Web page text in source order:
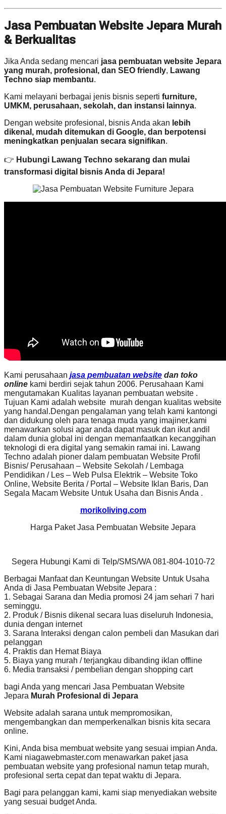
Jasa Pembuatan Website Jepara Murah
& Berkualitas
Jika Anda sedang mencari jasa pembuatan website Jepara
yang murah, profesional, dan SEO friendly, Lawang
Techno siap membantu.
Kami melayani berbagai jenis bisnis seperti furniture,
UMKM, perusahaan, sekolah, dan instansi lainnya.
Dengan website profesional, bisnis Anda akan lebih
dikenal, mudah ditemukan di Google, dan berpotensi
meningkatkan penjualan secara signifikan.
👉 Hubungi Lawang Techno sekarang dan mulai
transformasi digital bisnis Anda di Jepara!
Kami perusahaan jasa pembuatan website dan toko
online kami berdiri sejak tahun 2006. Perusahaan Kami
mengutamakan Kualitas layanan pembuatan website .
Tujuan Kami adalah website murah dengan kualitas website
yang handal.Dengan pengalaman yang telah kami kantongi
dan didukung oleh para tenaga muda yang imajiner,kami
menawarkan solusi agar anda dapat masuk dan ikut andil
dalam dunia global ini dengan memanfaatkan kecanggihan
teknologi di era digital yang semakin ramai ini. Lawang
Techno adalah pioner dalam pembuatan Website Profil
Bisnis/ Perusahaan – Website Sekolah / Lembaga
Pendidikan / Les – Web Pulsa Elektrik – Website Toko
Online, Website Berita / Portal – Website Iklan Baris, Dan
Segala Macam Website Untuk Usaha dan Bisnis Anda .
morikoliving.com
Harga Paket Jasa Pembuatan Website Jepara
Segera Hubungi Kami di Telp/SMS/WA 081-804-1010-72
Berbagai Manfaat dan Keuntungan Website Untuk Usaha
Anda di Jasa Pembuatan Website Jepara :
1. Sebagai Sarana dan Media promosi 24 jam sehari 7 hari
seminggu.
2. Produk / Bisnis dikenal secara luas diseluruh Indonesia,
dunia dengan internet
3. Sarana Interaksi dengan calon pembeli dan Masukan dari
pelanggan
4. Praktis dan Hemat Biaya
5. Biaya yang murah / terjangkau dibanding iklan offline
6. Media transaksi / pembelian dengan shopping cart
bagi Anda yang mencari Jasa Pembuatan Website
Jepara Murah Profesional di Jepara
Website adalah sarana untuk mempromosikan,
mengembangkan dan memperkenalkan bisnis kita secara
online.
Kini, Anda bisa membuat website yang sesuai impian Anda.
Kami niagawebmaster.com menawarkan paket jasa
pembuatan website yang profesional namun tetap murah,
profesional serta cepat dan tepat waktu di Jepara.
Bagi para pelanggan kami, kami siap menyediakan website
yang sesuai budget Anda.